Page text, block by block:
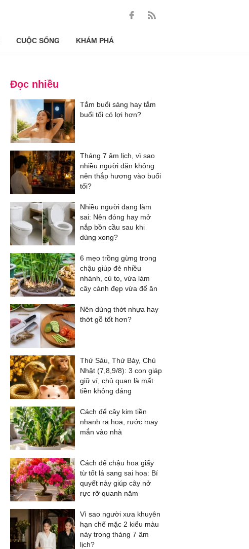
CUỘC SỐNG KHÁM PHÁ
Đọc nhiều
Tắm buổi sáng hay tắm
buổi tối có lợi hơn?
Tháng 7 âm lịch, vì sao
nhiều người dặn không
nên thắp hương vào buổi
tối?
Nhiều người đang làm
sai: Nên đóng hay mở
nắp bồn cầu sau khi
dùng xong?
6 mẹo trồng gừng trong
chậu giúp đẻ nhiều
nhánh, củ to, vừa làm
cây cảnh đẹp vừa để ăn
Nên dùng thớt nhựa hay
thớt gỗ tốt hơn?
Thứ Sáu, Thứ Bảy, Chủ
Nhật (7,8,9/8): 3 con giáp
giữ ví, chủ quan là mất
tiền không đáng
Cách để cây kim tiền
nhanh ra hoa, rước may
mắn vào nhà
Cách để chậu hoa giấy
từ tốt lá sang sai hoa: Bí
quyết này giúp cây nở
rực rỡ quanh năm
Vì sao người xưa khuyên
hạn chế mặc 2 kiểu màu
này trong tháng 7 âm
lịch?